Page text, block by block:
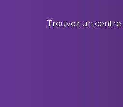
Trouvez un centre